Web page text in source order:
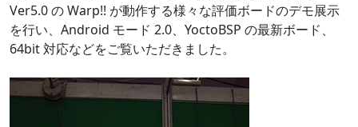
Ver5.0 の Warp!! が動作する様々な評価ボードのデモ展示
を行い、Android モード 2.0、YoctoBSP の最新ボード、
64bit 対応などをご覧いただきました。